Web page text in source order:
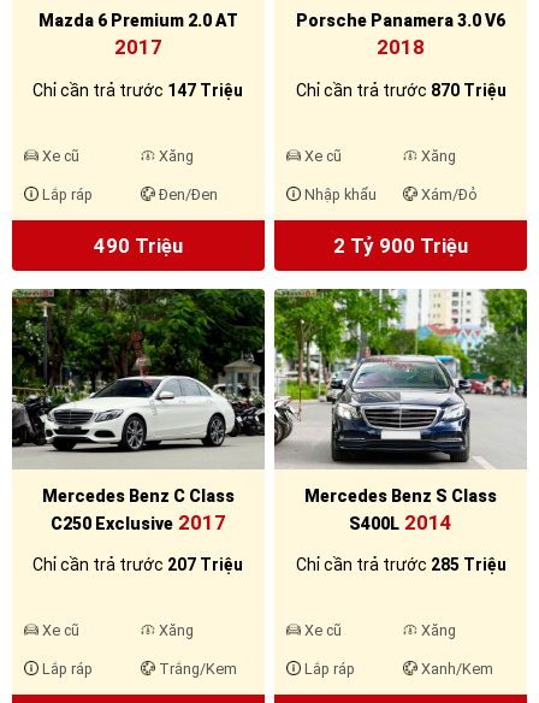
Mazda 6 Premium 2.0 AT
2017
Chỉ cần trả trước 147 Triệu
Xe cũ Xăng
Lắp ráp Đen/Đen
490 Triệu
Porsche Panamera 3.0 V6
2018
Chỉ cần trả trước 870 Triệu
Xe cũ Xăng
Nhập khẩu Xám/Đỏ
2 Tỷ 900 Triệu
Mercedes Benz C Class
C250 Exclusive2017
Chỉ cần trả trước 207 Triệu
Xe cũ Xăng
Lắp ráp Trắng/Kem
Mercedes Benz S Class
S400L 2014
Chỉ cần trả trước 285 Triệu
Xe cũ Xăng
Lắp ráp Xanh/Kem